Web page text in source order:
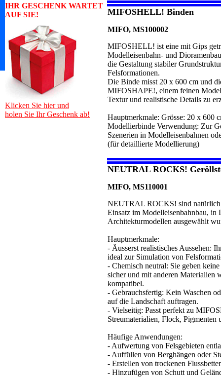
IHR GESCHENK WARTET
AUF SIE!
Klicken Sie hier und
holen Sie Ihr Geschenk ab!
MIFOSHELL! Binden
MIFO, MS100002
MIFOSHELL! ist eine mit Gips
Modelleisenbahn- und
die Gestaltung stabiler
Felsformationen.
Die Binde misst 20 x 600 cm und
MIFOSHAPE!, einem feinen
Textur und realistische Details zu
Hauptmerkmale: Grösse: 20 x 600
Modellierbinde Verwendung: Zur
Szenerien in Modelleisenbahnen
(für detaillierte Modellierung)
NEUTRAL ROCKS!
MIFO, MS110001
NEUTRAL ROCKS! sind natürlich
Einsatz im Modelleisenbahnbau, in
Architekturmodellen ausgewählt
Hauptmerkmale:
- Äusserst realistisches Aussehen:
ideal zur Simulation von
- Chemisch neutral: Sie geben
sicher und mit anderen Materialien
kompatibel.
- Gebrauchsfertig: Kein Waschen
auf die Landschaft auftragen.
- Vielseitig: Passt perfekt zu
Streumaterialien, Flock, Pigmenten
Häufige Anwendungen:
- Aufwertung von Felsgebieten
- Auffüllen von Berghängen oder
- Erstellen von trockenen
- Hinzufügen von Schutt und